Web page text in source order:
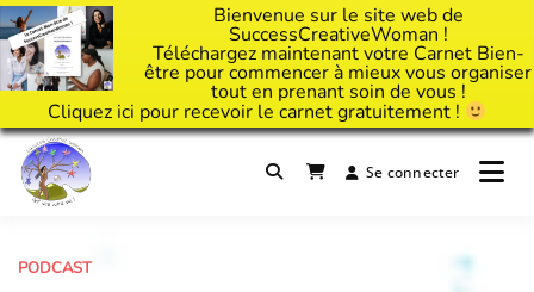
Bienvenue sur le site web de
SuccessCreativeWoman !
Téléchargez maintenant votre Carnet Bien-
être pour commencer à mieux vous organiser
tout en prenant soin de vous !
Cliquez ici pour recevoir le carnet gratuitement !
Passer
contenu
Il est temps d'ART'ivez votre vie !Se connecter
PODCAST